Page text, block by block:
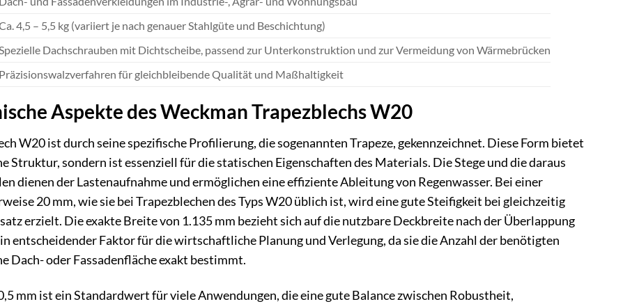
4,5 – 5,5 kg (variiert je nach genauer Stahlgüte und Beschichtung)
Spezielle Dachschrauben mit Dichtscheibe, passend zur Unterkonstruktion und zur Vermeidung von Wärmebrücken
Präzisionswalzverfahren für gleichbleibende Qualität und Maßhaltigkeit
Aspekte des Weckman Trapezblechs W20
W20 ist durch seine spezifische Profilierung, die sogenannten Trapeze, gekennzeichnet. Diese Form bietet
Struktur, sondern ist essenziell für die statischen Eigenschaften des Materials. Die Stege und die daraus
dienen der Lastenaufnahme und ermöglichen eine effiziente Ableitung von Regenwasser. Bei einer
20 mm, wie sie bei Trapezblechen des Typs W20 üblich ist, wird eine gute Steifigkeit bei gleichzeitig
erzielt. Die exakte Breite von 1.135 mm bezieht sich auf die nutzbare Deckbreite nach der Überlappung
entscheidender Faktor für die wirtschaftliche Planung und Verlegung, da sie die Anzahl der benötigten
Dach- oder Fassadenfläche exakt bestimmt.
mm ist ein Standardwert für viele Anwendungen, die eine gute Balance zwischen Robustheit,